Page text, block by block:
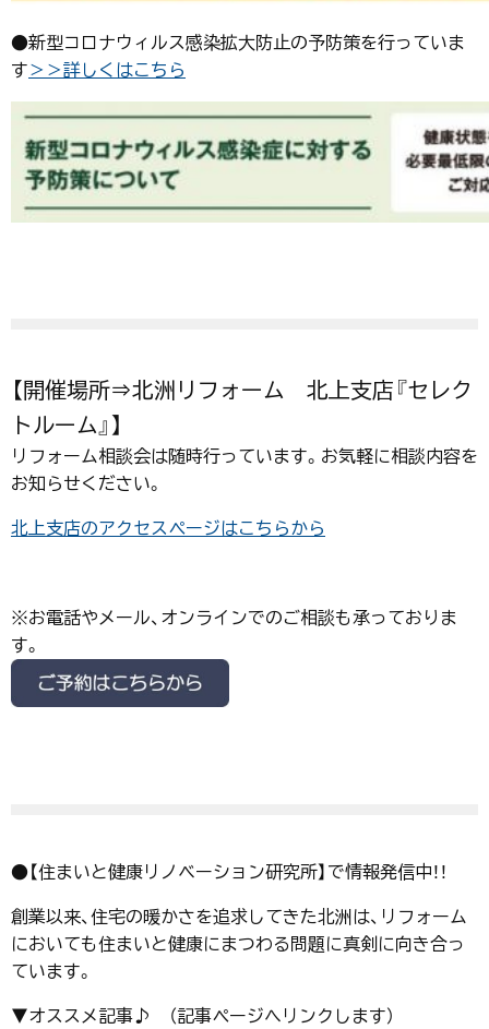
●新型コロナウィルス感染拡大防止の予防策を行っていま
す＞＞詳しくはこちら
【開催場所⇒北洲リフォーム 北上支店『セレク
トルーム』】
リフォーム相談会は随時行っています。お気軽に相談内容を
お知らせください。
北上支店のアクセスページはこちらから
※お電話やメール、オンラインでのご相談も承っておりま
す。
●【住まいと健康リノベーション研究所】で情報発信中！！
創業以来、住宅の暖かさを追求してきた北洲は、リフォーム
においても住まいと健康にまつわる問題に真剣に向き合っ
ています。
▼オススメ記事♪ （記事ページへリンクします）